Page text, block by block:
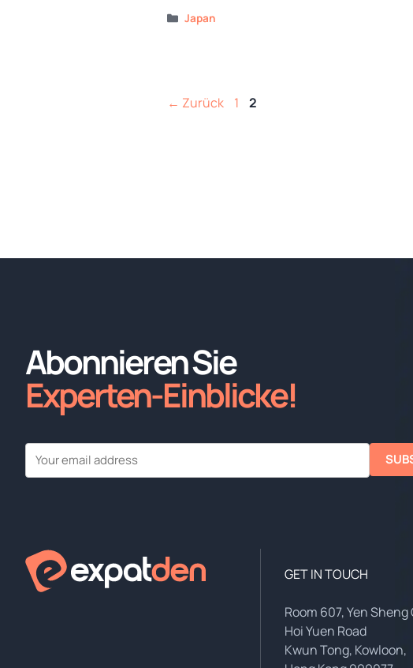
Kategorien
Japan
← Zurück Seite
1 Seite
2
Abonnieren Sie
Experten-Einblicke!
GET IN TOUCH
Room 607, Yen
Hoi Yuen Road
Kwun Tong, Kowloon,